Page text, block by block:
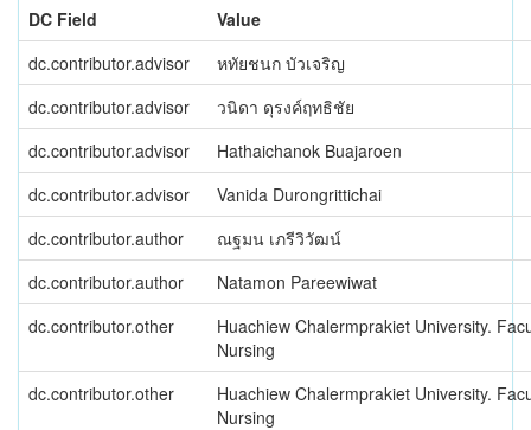
DC Field
Value
dc.contributor.advisor
หทัยชนก บัวเจริญ
dc.contributor.advisor
วนิดา ดุรงค์ฤทธิชัย
dc.contributor.advisor
Hathaichanok Buajaroen
dc.contributor.advisor
Vanida Durongrittichai
dc.contributor.author
ณฐมน เภรีวิวัฒน์
dc.contributor.author
Natamon Pareewiwat
dc.contributor.other
Huachiew Chalermprakiet University.
Nursing
dc.contributor.other
Huachiew Chalermprakiet University.
Nursing